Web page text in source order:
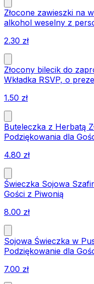
Złocone zawieszki na
alkohol weselny z
2.30 zł
Złocony bilecik do
Wkładka RSVP, o
1.50 zł
Buteleczka z Herbatą
Podziękowania dla
4.80 zł
Świeczka Sojowa
Gości z Piwonią
8.00 zł
Sojowa Świeczka w
Podziękowanie dla
7.00 zł